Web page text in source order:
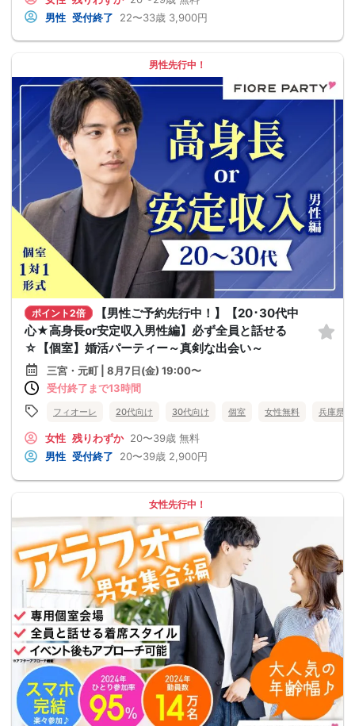
男性 受付終了 22〜33歳 3,900円
男性先行中！
ポイント2倍
【男性ご予約先行中！】【20･30代中
心★高身長or安定収入男性編】必ず全員と話せる
☆【個室】婚活パーティー～真剣な出会い～
三宮・元町 | 8月7日(金) 19:00〜
受付終了まで13時間
フィオーレ 20代向け 30代向け 個室 女性無料 兵庫県
女性 残りわずか 20〜39歳 無料
男性 受付終了 20〜39歳 2,900円
女性先行中！